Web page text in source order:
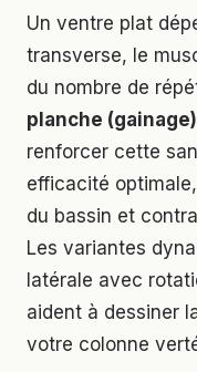
Un ventre plat
transverse, le
du nombre de
planche (gainage)
renforcer cette
efficacité
du bassin et
Les variantes
latérale avec
aident à dessiner
votre colonne